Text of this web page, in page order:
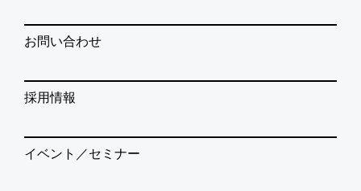
お問い合わせ
採用情報
イベント／セミナー